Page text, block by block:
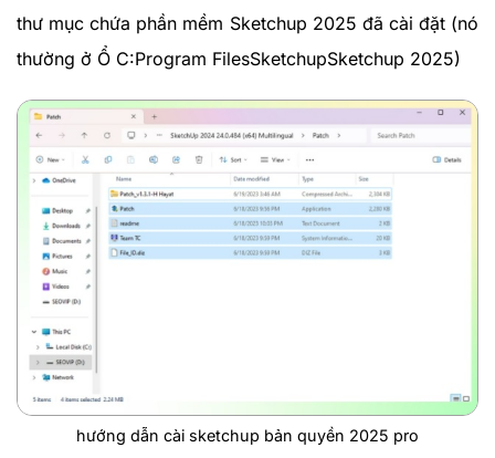
thư mục chứa phần mềm Sketchup 2025 đã cài đặt (nó
thường ở Ổ C:Program FilesSketchupSketchup 2025)
hướng dẫn cài sketchup bản quyền 2025 pro